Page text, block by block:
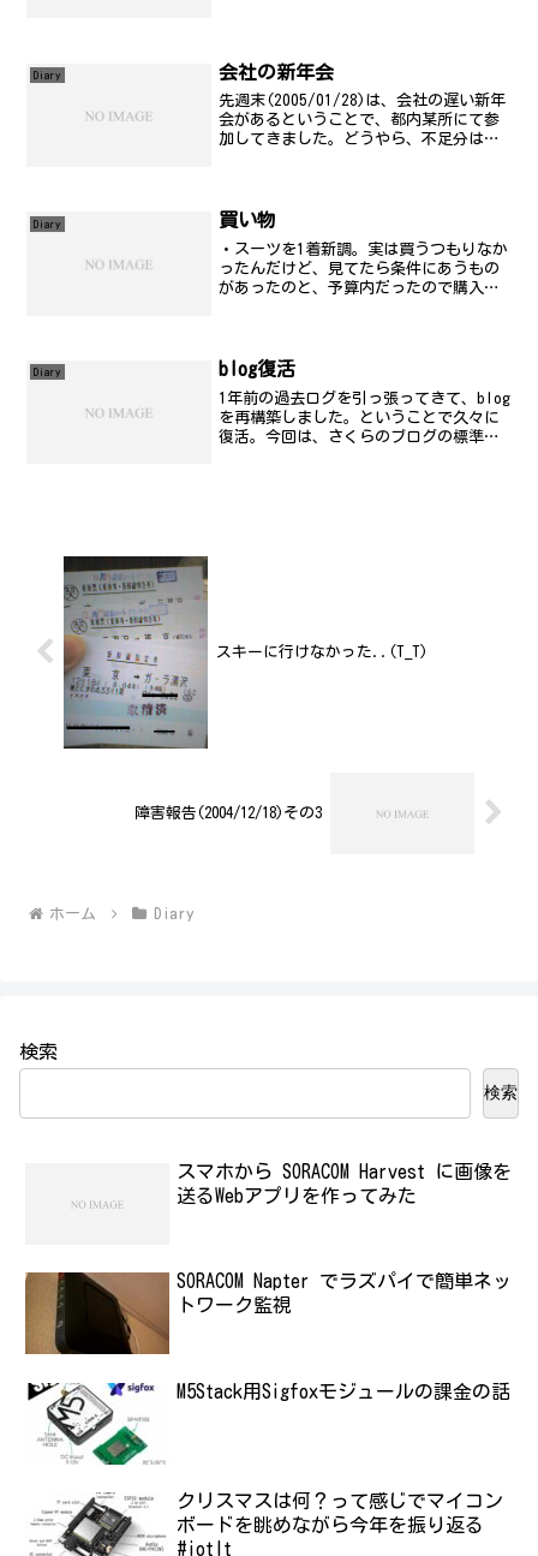
Diary 会社の新年会
先週末(2005/01/28)は、会社の遅い新年
会があるということで、都内某所にて参
加してきました。どうやら、不足分は会
(今後もた...
Diary 買い物
・スーツを1着新調。実は買うつもりなか
ったんだけど、見てたら条件にあうもの
があったのと、予算内だったので購入。
好きです。 少し...
Diary blog復活
1年前の過去ログを引っ張ってきて、blog
を再構築しました。ということで久々に
復活。今回は、さくらのブログの標準機
スキーに行けなかった..(T_T)
障害報告(2004/12/18)その3
ホーム Diary
検索
検索
スマホから SORACOM Harvest に画像を
送るWebアプリを作ってみた
SORACOM Napter でラズパイで簡単ネッ
トワーク監視
M5Stack用Sigfoxモジュールの課金の話
クリスマスは何？って感じでマイコン
ボードを眺めながら今年を振り返る
#iotlt